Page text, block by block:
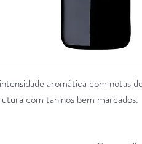
aromática com notas
com taninos bem marcados.